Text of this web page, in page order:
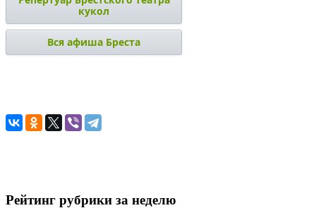
кукол
Вся афиша Бреста
Рейтинг рубрики за неделю